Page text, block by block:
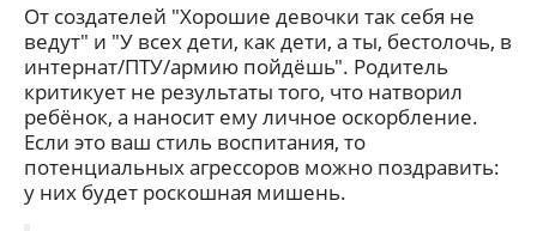
От создателей "Хорошие девочки так себя не
ведут" и "У всех дети, как дети, а ты, бестолочь, в
интернат/ПТУ/армию пойдёшь". Родитель
критикует не результаты того, что натворил
ребёнок, а наносит ему личное оскорбление.
Если это ваш стиль воспитания, то
потенциальных агрессоров можно поздравить:
у них будет роскошная мишень.